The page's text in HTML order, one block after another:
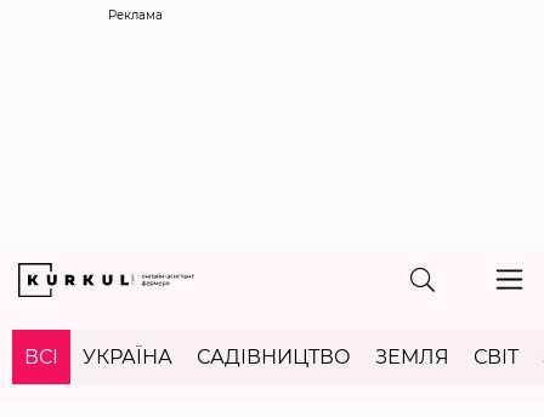
Реклама
ВСІ УКРАЇНА САДІВНИЦТВО ЗЕМЛЯ СВІТ